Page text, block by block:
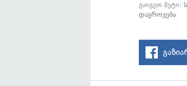
გაიგეთ მეტი:
დაგროვება